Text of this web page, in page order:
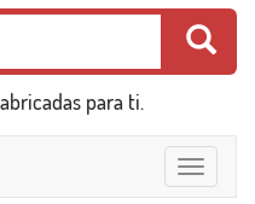
para ti.
Toggle
navigation